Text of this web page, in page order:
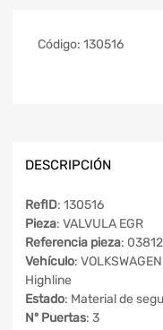
Código: 130516
DESCRIPCIÓN
RefID: 130516
Pieza: VALVULA EGR
Referencia pieza:
Vehículo:
Highline
Estado: Material de
Nº Puertas: 3